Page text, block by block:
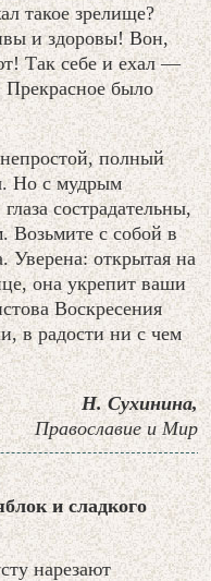
такое зрелище?
и здоровы! Вон,
Так себе и ехал —
Прекрасное было
полный
Но с мудрым
сострадательны,
Возьмите с собой в
Уверена: открытая на
она укрепит ваши
Воскресения
в радости ни с чем
Н. Сухинина,
Православие и Мир
и сладкого
нарезают